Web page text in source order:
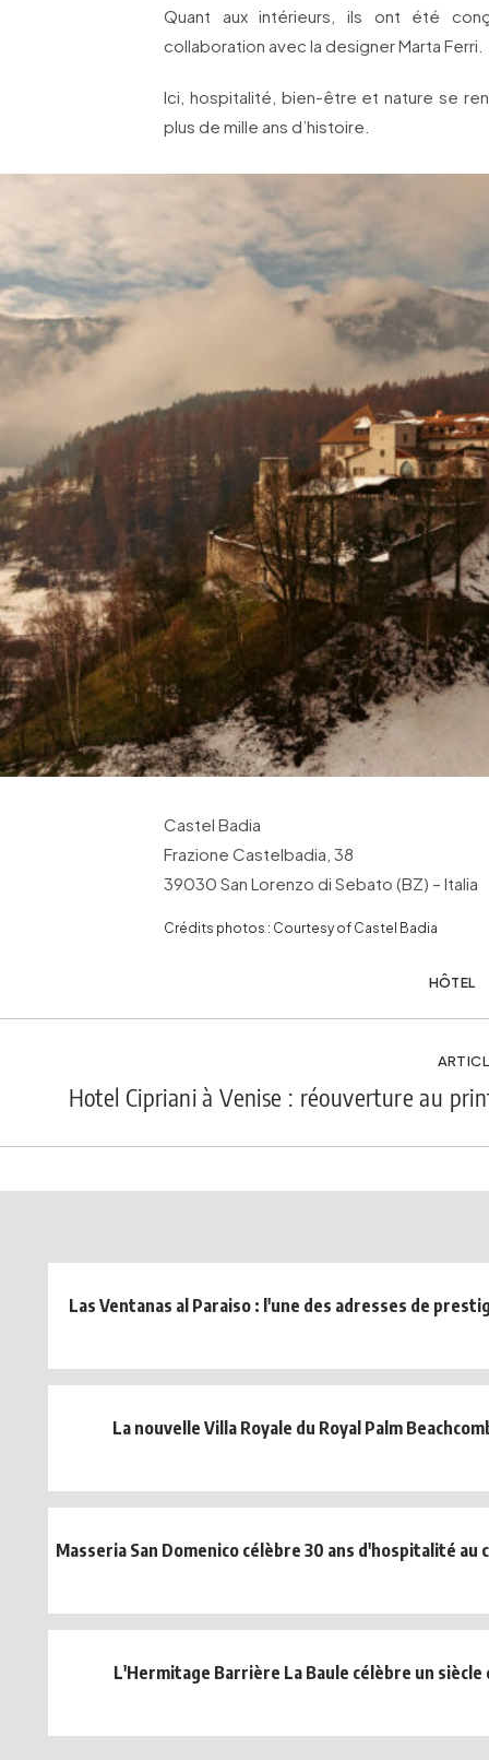
Quant aux intérieurs, ils ont été
collaboration avec la designer Marta Ferri.
Ici, hospitalité, bien-être et nature se
plus de mille ans d’histoire.
Castel Badia
Frazione Castelbadia, 38
39030 San Lorenzo di Sebato (BZ) – Italia
Crédits photos : Courtesy of Castel Badia
HÔTEL
Hotel Cipriani à Venise : réouverture au
Las Ventanas al Paraiso : l'une des adresses de
La nouvelle Villa Royale du Royal Palm
Masseria San Domenico célèbre 30 ans d'hospitalité
L'Hermitage Barrière La Baule célèbre un siècle